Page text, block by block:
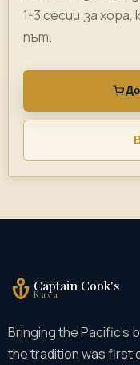
1-3 сесии за
път.
Captain Cook's
Kava
Bringing the Pacific's
the tradition was first